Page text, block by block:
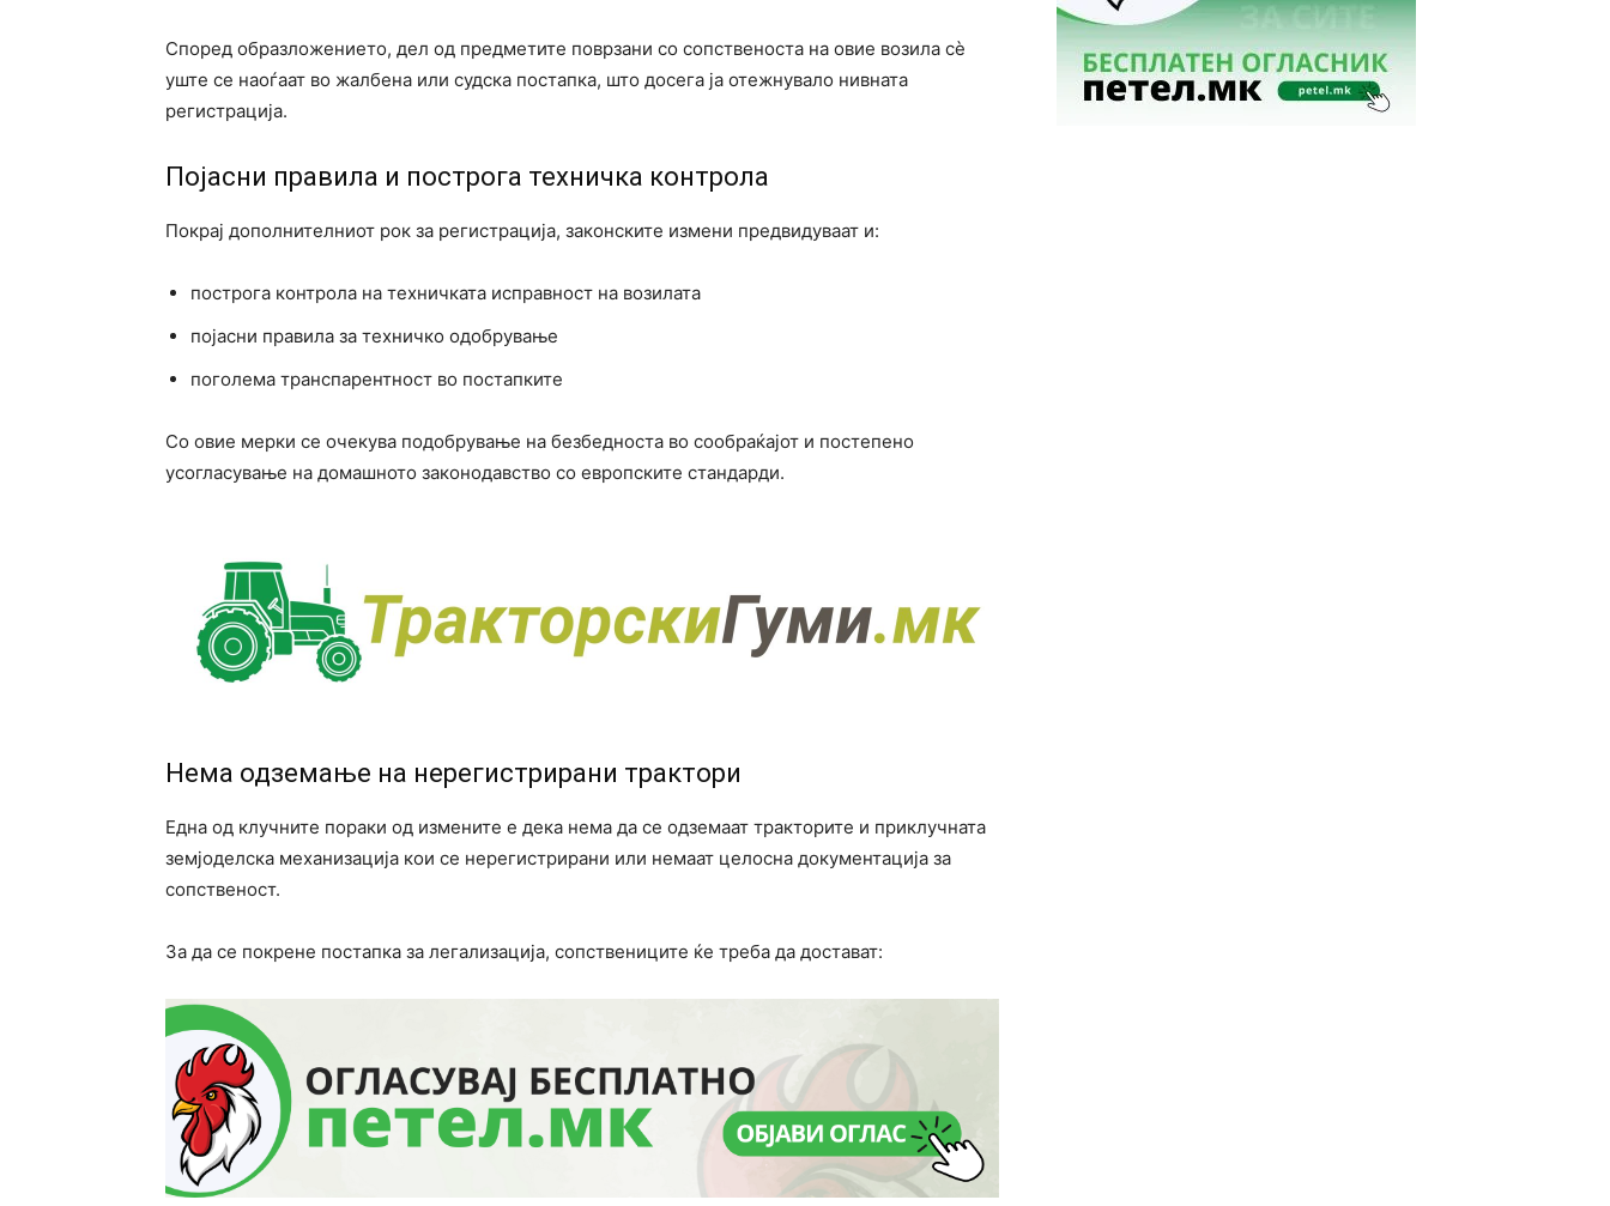
Според образложението, дел од предметите поврзани со сопственоста на овие возила сè
уште се наоѓаат во жалбена или судска постапка, што досега ја отежнувало нивната
регистрација.
Појасни правила и построга техничка контрола
Покрај дополнителниот рок за регистрација, законските измени предвидуваат и:
построга контрола на техничката исправност на возилата
појасни правила за техничко одобрување
поголема транспарентност во постапките
Со овие мерки се очекува подобрување на безбедноста во сообраќајот и постепено
усогласување на домашното законодавство со европските стандарди.
Нема одземање на нерегистрирани трактори
Една од клучните пораки од измените е дека нема да се одземаат тракторите и приклучната
земјоделска механизација кои се нерегистрирани или немаат целосна документација за
сопственост.
За да се покрене постапка за легализација, сопствениците ќе треба да достават: